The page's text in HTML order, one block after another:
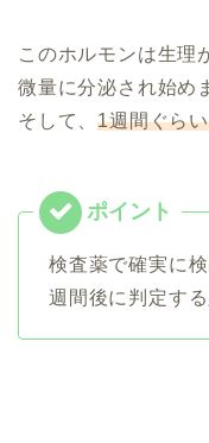
このホルモンは生理
微量に分泌され始め
そして、1週間ぐら
検査薬で確実に
週間後に判定す